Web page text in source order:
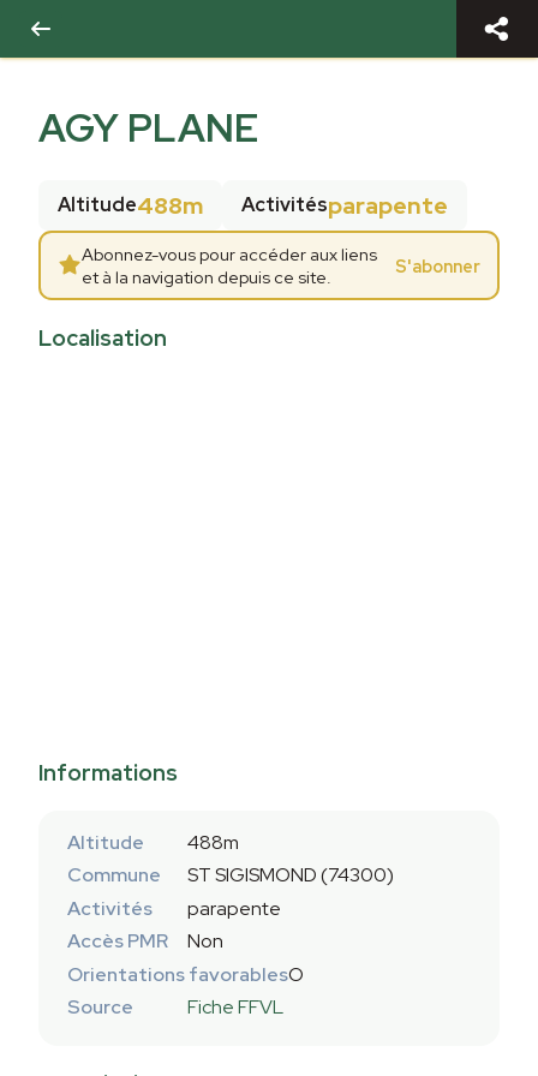
AGY PLANE
Altitude488m Activitésparapente
Abonnez-vous pour accéder aux liens
et à la navigation depuis ce site.
S'abonner
Localisation
Informations
Altitude
488m
Commune
ST SIGISMOND (74300)
Activités
parapente
Accès PMR
Non
Orientations favorablesO
Source
Fiche FFVL